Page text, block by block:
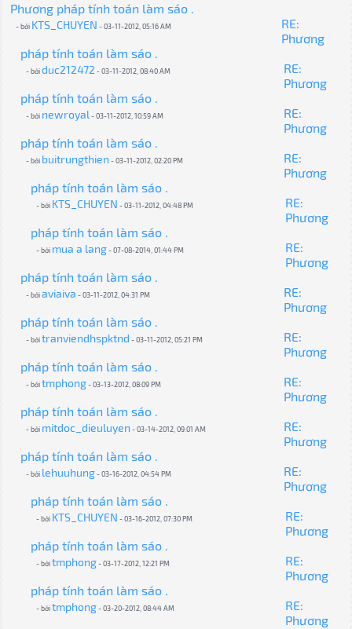
Phương pháp tính toán làm sáo .
- bởi KTS_CHUYEN - 03-11-2012, 05:16 AM
RE:
Phương
pháp tính toán làm sáo .
- bởiduc212472 - 03-11-2012, 08:40 AM
RE:
Phương
pháp tính toán làm sáo .
- bởi newroyal- 03-11-2012, 10:59 AM
RE:
Phương
pháp tính toán làm sáo .
- bởi buitrungthien - 03-11-2012, 02:20 PM
RE:
Phương
pháp tính toán làm sáo .
- bởi KTS_CHUYEN - 03-11-2012, 04:48 PM
RE:
Phương
pháp tính toán làm sáo .
- bởi mua a lang- 07-08-2014, 01:44 PM
RE:
Phương
pháp tính toán làm sáo .
- bởiaviaiva - 03-11-2012, 04:31 PM
RE:
Phương
pháp tính toán làm sáo .
- bởitranviendhspktnd - 03-11-2012, 05:21 PM
RE:
Phương
pháp tính toán làm sáo .
- bởitmphong- 03-13-2012, 08:09 PM
RE:
Phương
pháp tính toán làm sáo .
- bởi mitdoc_dieuluyen - 03-14-2012, 09:01 AM
RE:
Phương
pháp tính toán làm sáo .
- bởi lehuuhung- 03-16-2012, 04:54 PM
RE:
Phương
pháp tính toán làm sáo .
- bởi KTS_CHUYEN - 03-16-2012, 07:30 PM
RE:
Phương
pháp tính toán làm sáo .
- bởitmphong- 03-17-2012, 12:21 PM
RE:
Phương
pháp tính toán làm sáo .
- bởitmphong- 03-20-2012, 08:44 AM
RE:
Phương